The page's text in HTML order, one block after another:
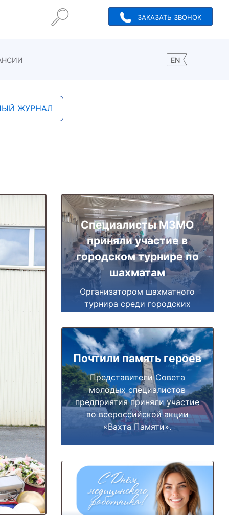
ЗАКАЗАТЬ ЗВОНОК
EN
ЖУРНАЛ
Специалисты МЗМО
приняли участие в
городском турнире по
шахматам
Организатором шахматного
турнира среди городских
«За развитие Миасса».
Почтили память героев
Представители Совета
молодых специалистов
предприятия приняли участие
во всероссийской акции
«Вахта Памяти».